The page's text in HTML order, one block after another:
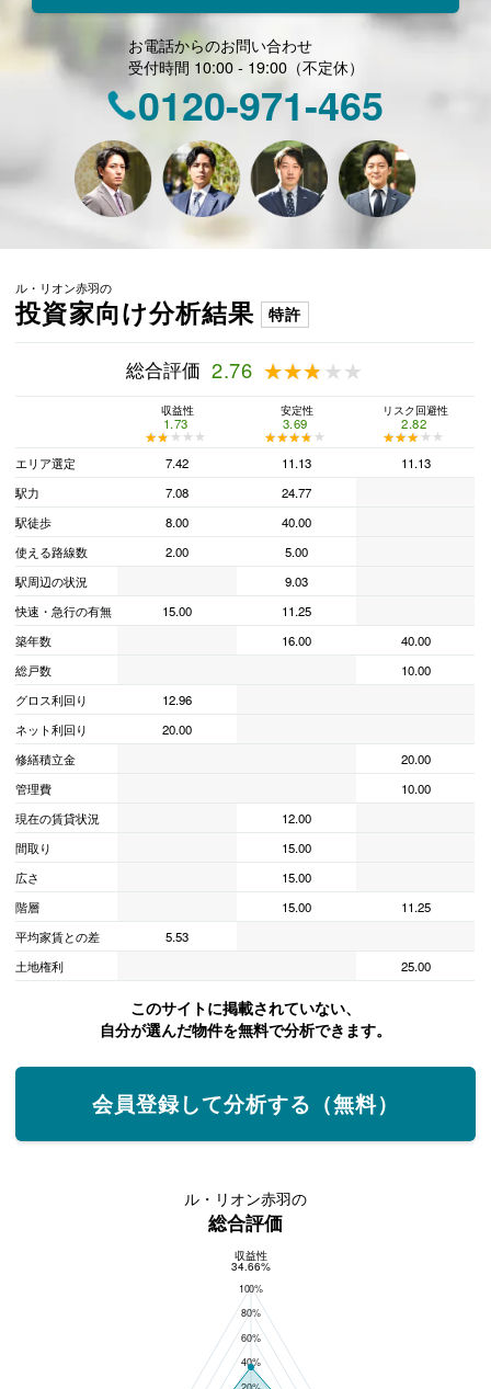
お電話からのお問い合わせ
受付時間 10:00 - 19:00（不定休）
0120-971-465
ル・リオン赤羽の
投資家向け分析結果 特許
総合評価 2.76 ★★★★★
★★★★★
収益性
1.73
★★★★★
★★★★★
安定性
3.69
★★★★★
★★★★★
リスク回避性
2.82
★★★★★
★★★★★
エリア選定
7.42 11.13
11.13
駅力
7.08
24.77
駅徒歩
8.00
40.00
使える路線数
2.00
5.00
駅周辺の状況
9.03
快速・急行の有無
15.00
11.25
築年数
16.00
40.00
総戸数
10.00
グロス利回り
12.96
ネット利回り
20.00
修繕積立金
20.00
管理費
10.00
現在の賃貸状況
12.00
間取り
15.00
広さ
15.00
階層
15.00
11.25
平均家賃との差
5.53
土地権利
25.00
このサイトに掲載されていない、
自分が選んだ物件を無料で分析できます。
会員登録して分析する（無料）
ル・リオン赤羽の
総合評価
100%
収益性
34.66%
80%
60%
40%